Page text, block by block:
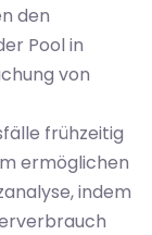
den
Pool in
von
frühzeitig
ermöglichen
indem